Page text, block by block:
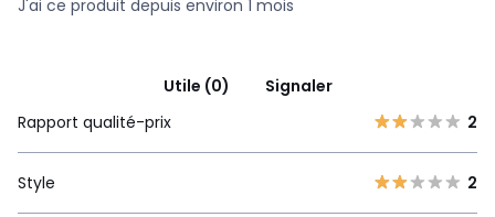
J'ai ce produit depuis environ 1 mois
Utile (0)
Signaler
Rapport qualité-prix
2
Style 2